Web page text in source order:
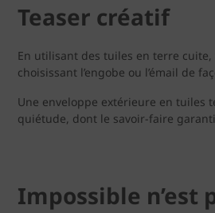
Teaser créatif
En utilisant des tuiles en terre
choisissant l’engobe ou l’émail de
Une enveloppe extérieure en tuiles
quiétude, dont le savoir-faire
Impossible n’est